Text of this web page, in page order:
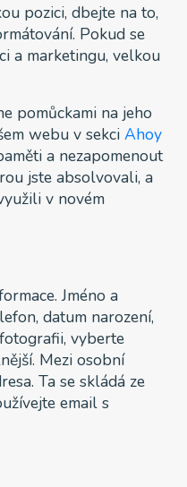
pozici, dbejte na to,
Pokud se
a marketingu, velkou
pomůckami na jeho
webu v sekci Ahoy
a nezapomenout
jste absolvovali, a
v novém
Jméno a
datum narození,
vyberte
Mezi osobní
Ta se skládá ze
email s